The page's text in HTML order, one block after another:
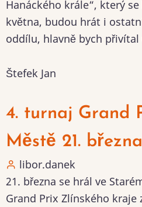
Hanáckého krále“, který
května, budou hrát i
oddílu, hlavně bych přivítal
Štefek Jan
4. turnaj Grand
Městě 21.
libor.danek
21. března se hrál ve
Grand Prix Zlínského kraje